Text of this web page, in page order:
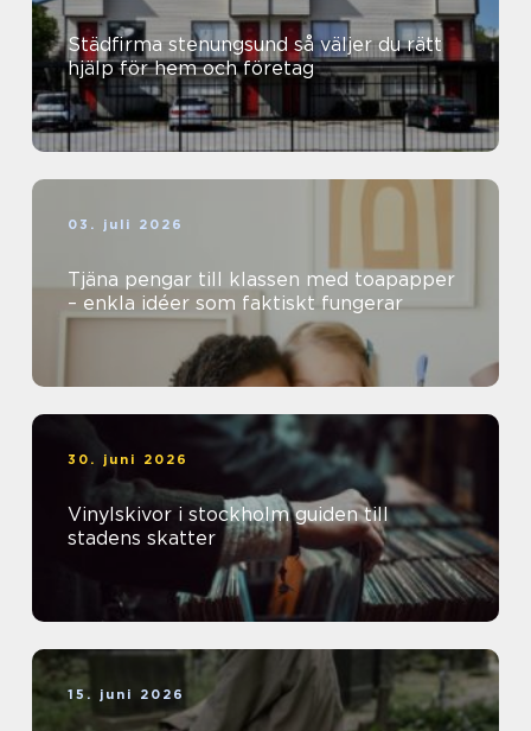
Städfirma stenungsund så väljer du rätt
hjälp för hem och företag
03. juli 2026
Tjäna pengar till klassen med toapapper
– enkla idéer som faktiskt fungerar
30. juni 2026
Vinylskivor i stockholm guiden till
stadens skatter
15. juni 2026